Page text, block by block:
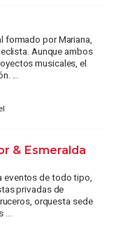
formado por Mariana,
Aunque ambos
musicales, el
...
& Esmeralda
eventos de todo tipo,
privadas de
orquesta sede